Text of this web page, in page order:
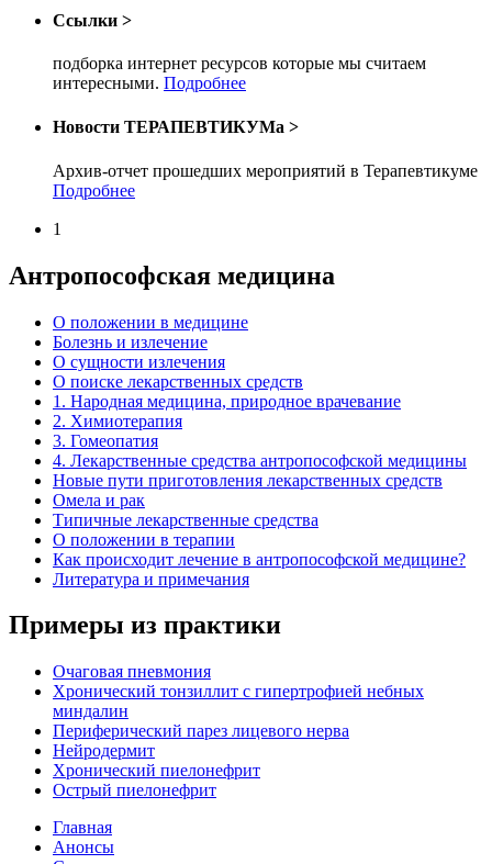
Ссылки >
подборка интернет ресурсов которые мы считаем
интересными. Подробнее
Новости ТЕРАПЕВТИКУМа >
Архив-отчет прошедших мероприятий в Терапевтикуме
Подробнее
1
Антропософская медицина
О положении в медицине
Болезнь и излечение
О сущности излечения
О поиске лекарственных средств
1. Народная медицина, природное врачевание
2. Химиотерапия
3. Гомеопатия
4. Лекарственные средства антропософской медицины
Новые пути приготовления лекарственных средств
Омела и рак
Типичные лекарственные средства
О положении в терапии
Как происходит лечение в антропософской медицине?
Литература и примечания
Примеры из практики
Очаговая пневмония
Хронический тонзиллит с гипертрофией небных
миндалин
Периферический парез лицевого нерва
Нейродермит
Хронический пиелонефрит
Острый пиелонефрит
Главная
Анонсы